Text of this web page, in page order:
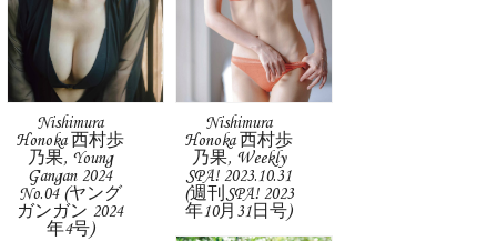
Nishimura
Honoka 西村歩
乃果, Young
Gangan 2024
No.04 (ヤング
ガンガン 2024
年4号)
Nishimura
Honoka 西村歩
乃果, Weekly
SPA! 2023.10.31
(週刊SPA! 2023
年10月31日号)